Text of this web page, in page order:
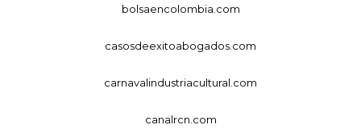
bolsaencolombia.com
casosdeexitoabogados.com
carnavalindustriacultural.com
canalrcn.com